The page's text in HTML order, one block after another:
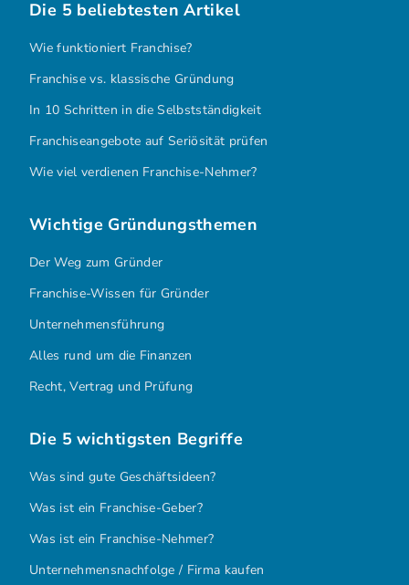
Die 5 beliebtesten Artikel
Wie funktioniert Franchise?
Franchise vs. klassische Gründung
In 10 Schritten in die Selbstständigkeit
Franchiseangebote auf Seriösität prüfen
Wie viel verdienen Franchise-Nehmer?
Wichtige Gründungsthemen
Der Weg zum Gründer
Franchise-Wissen für Gründer
Unternehmensführung
Alles rund um die Finanzen
Recht, Vertrag und Prüfung
Die 5 wichtigsten Begriffe
Was sind gute Geschäftsideen?
Was ist ein Franchise-Geber?
Was ist ein Franchise-Nehmer?
Unternehmensnachfolge / Firma kaufen